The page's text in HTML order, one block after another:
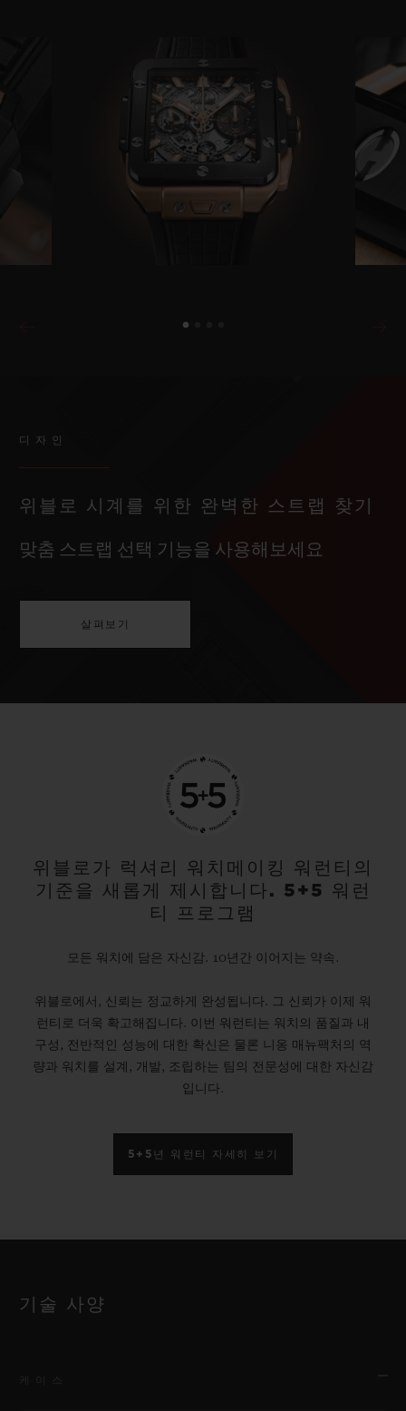
디자인
위블로 시계를 위한 완벽한 스트랩 찾기
맞춤 스트랩 선택 기능을 사용해보세요
살펴보기
위블로가 럭셔리 워치메이킹 워런티의
기준을 새롭게 제시합니다. 5+5 워런
티 프로그램
모든 워치에 담은 자신감. 10년간 이어지는 약속.
위블로에서, 신뢰는 정교하게 완성됩니다. 그 신뢰가 이제 워
런티로 더욱 확고해집니다. 이번 워런티는 워치의 품질과 내
구성, 전반적인 성능에 대한 확신은 물론 니옹 매뉴팩처의 역
량과 워치를 설계, 개발, 조립하는 팀의 전문성에 대한 자신감
입니다.
5+5년 워런티 자세히 보기
기술 사양